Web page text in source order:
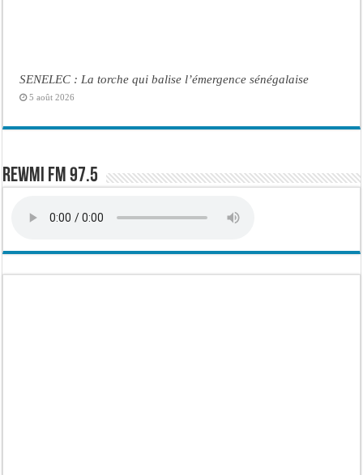
SENELEC : La torche qui balise l’émergence sénégalaise
5 août 2026
Rewmi FM 97.5